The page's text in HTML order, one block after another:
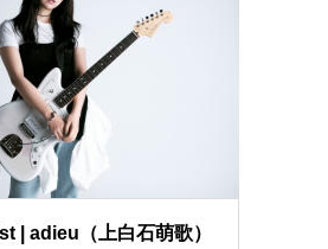
| adieu（上白石萌歌）